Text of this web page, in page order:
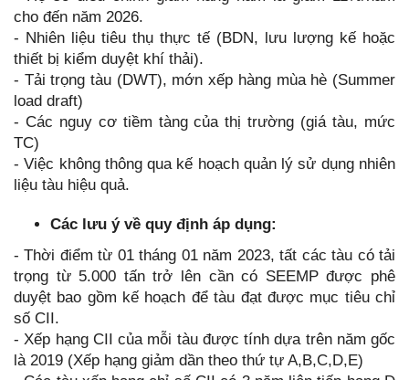
cho đến năm 2026.
- Nhiên liệu tiêu thụ thực tế (BDN, lưu lượng kế hoặc
thiết bị kiểm duyệt khí thải).
- Tải trọng tàu (DWT), mớn xếp hàng mùa hè (Summer
load draft)
- Các nguy cơ tiềm tàng của thị trường (giá tàu, mức
TC)
- Việc không thông qua kế hoạch quản lý sử dụng nhiên
liệu tàu hiệu quả.
Các lưu ý về quy định áp dụng:
- Thời điểm từ 01 tháng 01 năm 2023, tất các tàu có tải
trọng từ 5.000 tấn trở lên cần có SEEMP được phê
duyệt bao gồm kế hoạch để tàu đạt được mục tiêu chỉ
số CII.
- Xếp hạng CII của mỗi tàu được tính dựa trên năm gốc
là 2019 (Xếp hạng giảm dần theo thứ tự A,B,C,D,E)